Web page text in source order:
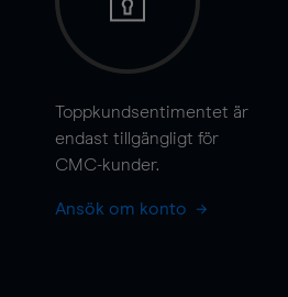
Toppkundsentimentet är
endast tillgängligt för
CMC-kunder.
Ansök om konto